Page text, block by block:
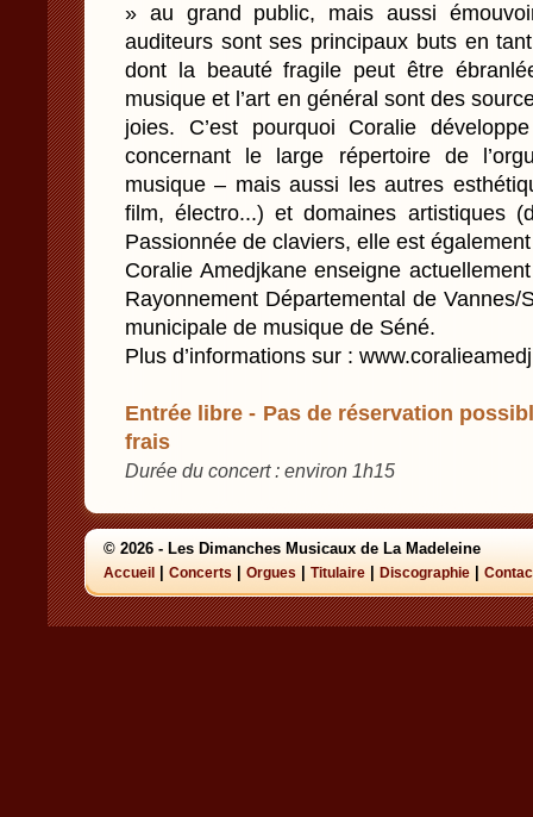
» au grand public, mais aussi
auditeurs sont ses principaux buts en
dont la beauté fragile peut être
musique et l’art en général sont des
joies. C’est pourquoi Coralie
concernant le large répertoire de
musique – mais aussi les autres
film, électro...) et domaines artistiques
Passionnée de claviers, elle est
Coralie Amedjkane enseigne
Rayonnement Départemental de Vannes/
municipale de musique de Séné.
Plus d’informations sur :
Entrée libre - Pas de réservation
frais
Durée du concert : environ 1h15
© 2026 - Les Dimanches Musicaux de La Madeleine
Accueil Concerts Orgues Titulaire Discographie